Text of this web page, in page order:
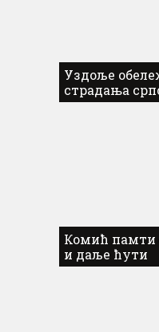
Уздоље
страдања
Комић памти
и даље ћути